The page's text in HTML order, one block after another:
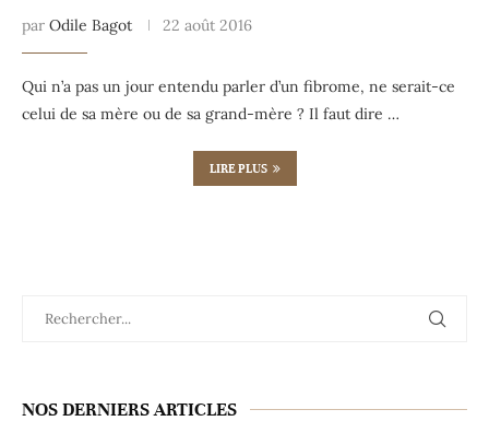
par Odile Bagot 22 août 2016
Qui n’a pas un jour entendu parler d’un fibrome, ne serait-ce
celui de sa mère ou de sa grand-mère ? Il faut dire …
LIRE PLUS
NOS DERNIERS ARTICLES